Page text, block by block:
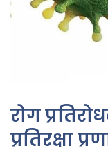
रोग
प्रतिरक्षा